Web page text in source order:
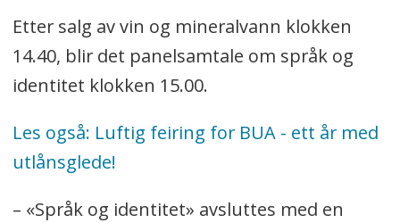
Etter salg av vin og mineralvann klokken
14.40, blir det panelsamtale om språk og
identitet klokken 15.00.
Les også: Luftig feiring for BUA - ett år med
utlånsglede!
– «Språk og identitet» avsluttes med en